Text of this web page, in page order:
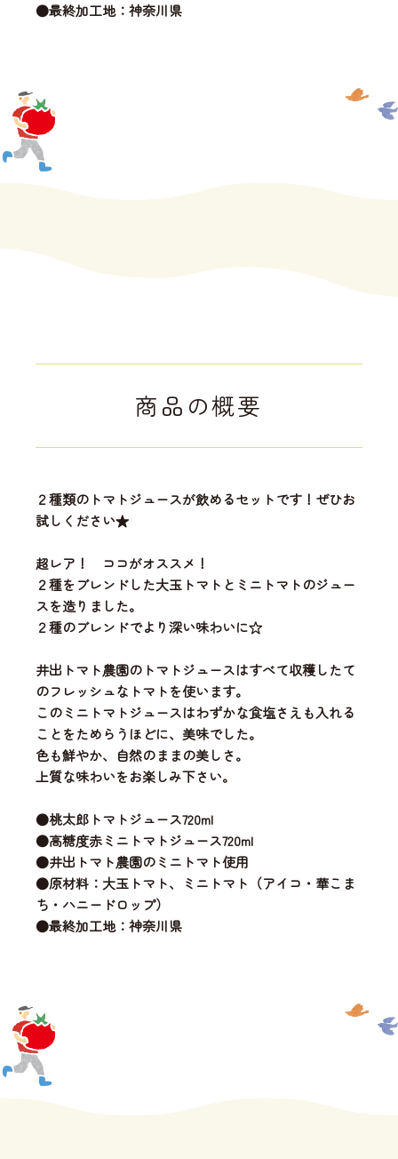
●最終加工地：神奈川県
商品の概要
２種類のトマトジュースが飲めるセットです！ぜひお
試しください★
超レア！ ココがオススメ！
２種をブレンドした大玉トマトとミニトマトのジュー
スを造りました。
２種のブレンドでより深い味わいに☆
井出トマト農園のトマトジュースはすべて収穫したて
のフレッシュなトマトを使います。
このミニトマトジュースはわずかな食塩さえも入れる
ことをためらうほどに、美味でした。
色も鮮やか、自然のままの美しさ。
上質な味わいをお楽しみ下さい。
●桃太郎トマトジュース720ml
●高糖度赤ミニトマトジュース720ml
●井出トマト農園のミニトマト使用
●原材料：大玉トマト、ミニトマト（アイコ・華こま
ち・ハニードロップ）
●最終加工地：神奈川県